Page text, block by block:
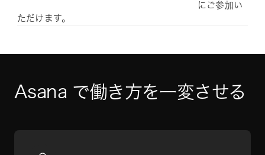
にご参加い
ただけます。
Asana で働き方を一変させる